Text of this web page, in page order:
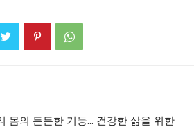
몸의 든든한 기둥… 건강한 삶을 위한